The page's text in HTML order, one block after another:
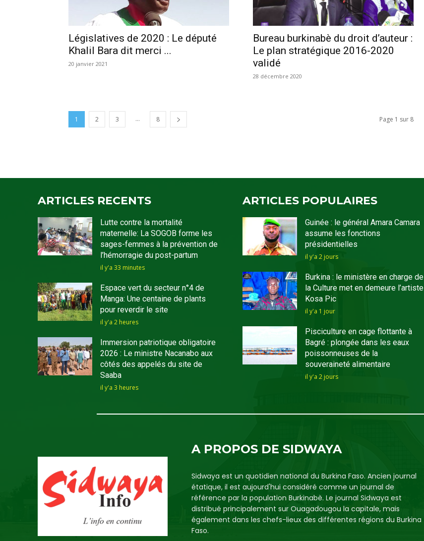
Législatives de 2020 : Le député
Khalil Bara dit merci ...
20 janvier 2021
Bureau burkinabè du droit d’auteur :
Le plan stratégique 2016-2020
validé
28 décembre 2020
1 2 3 ... 8 Page 1 sur 8
ARTICLES RECENTS
Lutte contre la mortalité
maternelle: La SOGOB forme les
sages-femmes à la prévention de
l’hémorragie du post-partum
il y'a 33 minutes
Espace vert du secteur n°4 de
Manga: Une centaine de plants
pour reverdir le site
il y'a 2 heures
Immersion patriotique obligatoire
2026 : Le ministre Nacanabo aux
côtés des appelés du site de
Saaba
il y'a 3 heures
ARTICLES POPULAIRES
Guinée : le général Amara Camara
assume les fonctions
présidentielles
il y'a 2 jours
Burkina : le ministère en charge de
la Culture met en demeure l’artiste
Kosa Pic
il y'a 1 jour
Pisciculture en cage flottante à
Bagré : plongée dans les eaux
poissonneuses de la
souveraineté alimentaire
il y'a 2 jours
A PROPOS DE SIDWAYA
Sidwaya est un quotidien national du Burkina Faso. Ancien journal
étatique, il est aujourd'hui considéré comme un journal de
référence par la population Burkinabè. Le journal Sidwaya est
distribué principalement sur Ouagadougou la capitale, mais
également dans les chefs-lieux des différentes régions du Burkina
Faso.